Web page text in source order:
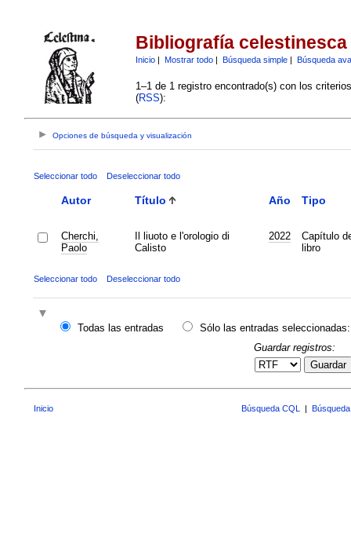
Bibliografía celestinesca
Inicio| Mostrar todo| Búsqueda simple| Búsqueda
1–1 de 1 registro encontrado(s) con los
(RSS):
Opciones de búsqueda y visualización
Seleccionar todo Deseleccionar todo
Autor Título Año Tipo
Cherchi,
Paolo
Il liuoto e l'orologio di
Calisto
2022
Capítulo
libro
Seleccionar todo Deseleccionar todo
Todas las entradas
Sólo las entradas seleccionadas:
Guardar registros:
Guardar
Inicio Búsqueda CQL